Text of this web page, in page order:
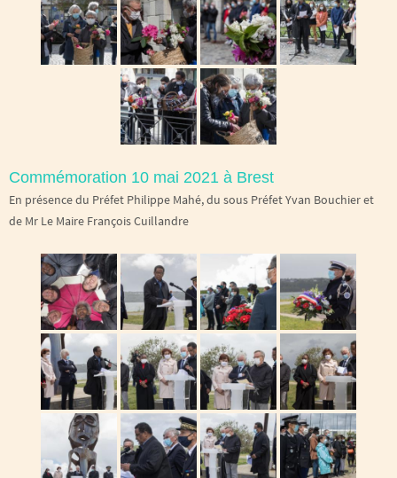
Commémoration 10 mai 2021 à Brest
En présence du Préfet Philippe Mahé, du sous Préfet Yvan Bouchier et
de Mr Le Maire François Cuillandre